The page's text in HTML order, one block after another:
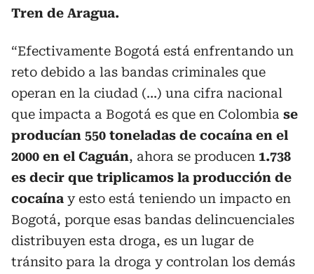
Tren de Aragua.
“Efectivamente Bogotá está enfrentando un
reto debido a las bandas criminales que
operan en la ciudad (…) una cifra nacional
que impacta a Bogotá es que en Colombia se
producían 550 toneladas de cocaína en el
2000 en el Caguán, ahora se producen 1.738
es decir que triplicamos la producción de
cocaína y esto está teniendo un impacto en
Bogotá, porque esas bandas delincuenciales
distribuyen esta droga, es un lugar de
tránsito para la droga y controlan los demás